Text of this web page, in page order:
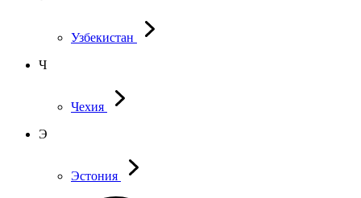
Узбекистан
Ч
Чехия
Э
Эстония